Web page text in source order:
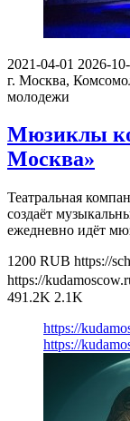
2021-04-01 2026-
г. Москва,
молодежи
Мюзиклы
Москва»
Театральная
создаёт
ежедневно идёт
1200 RUB https://
https://
491.2K 2.1K
https://
https://